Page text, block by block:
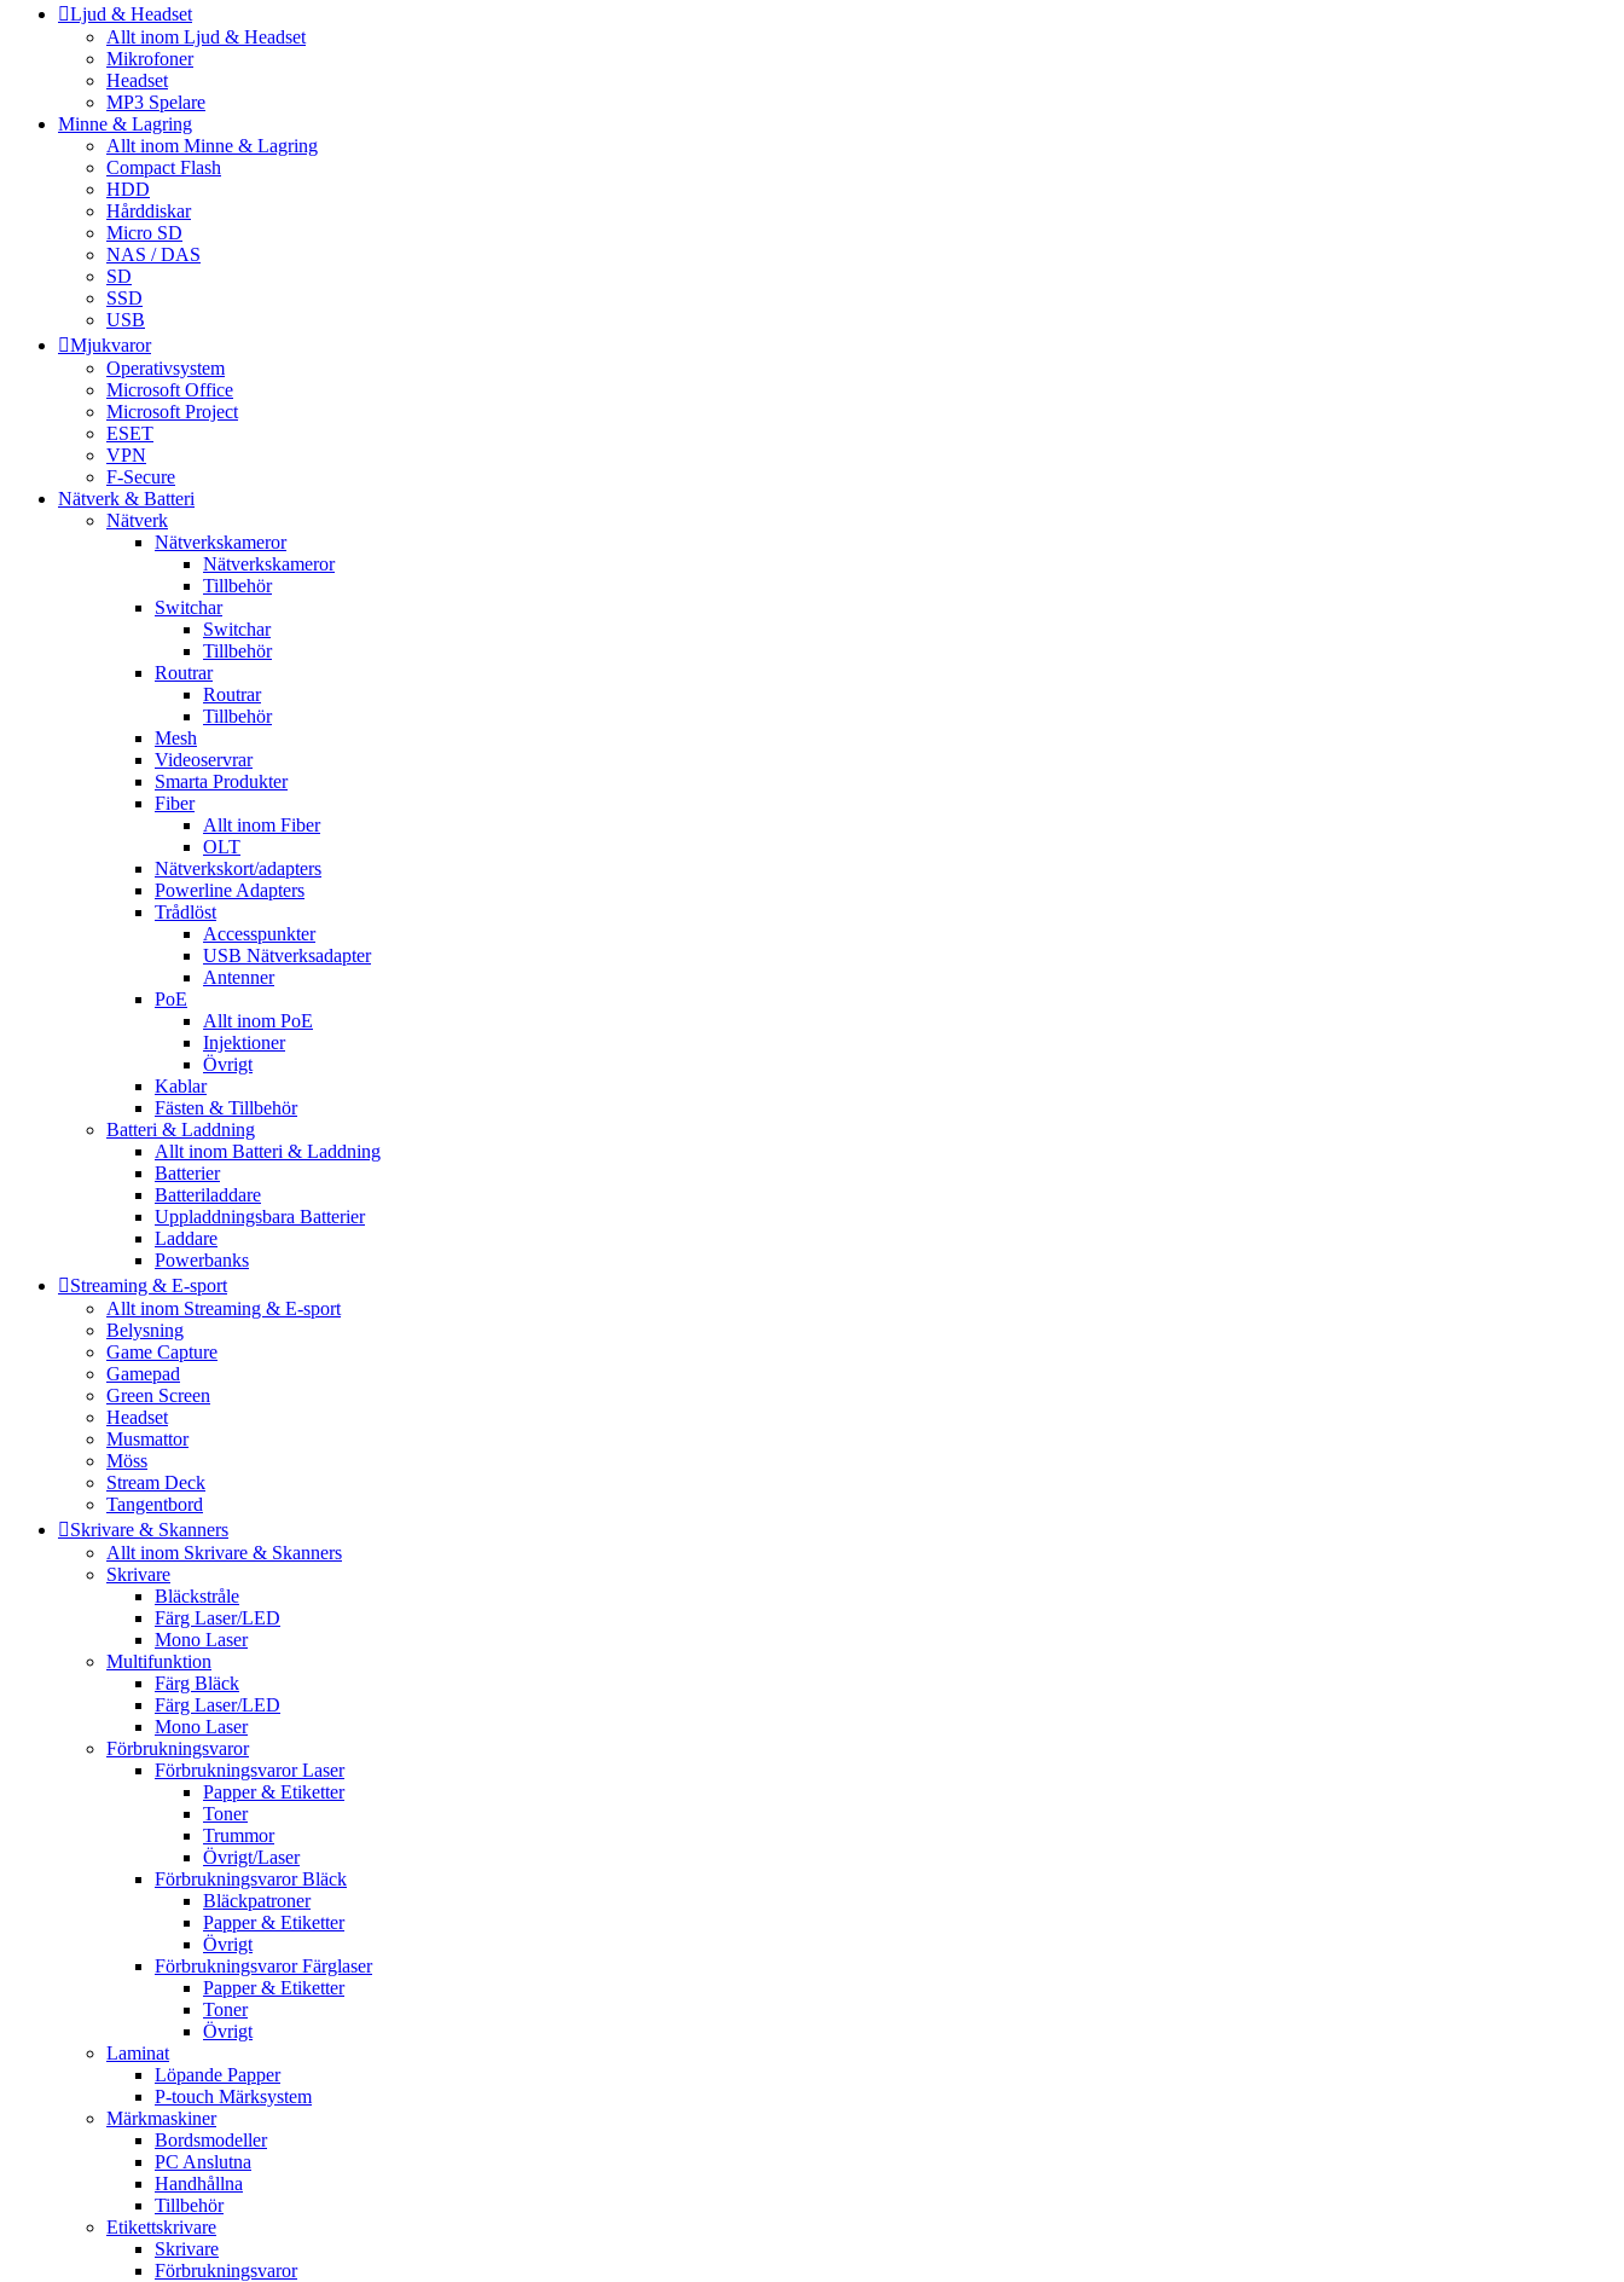
Ljud & Headset
Allt inom Ljud & Headset
Mikrofoner
Headset
MP3 Spelare
Minne & Lagring
Allt inom Minne & Lagring
Compact Flash
HDD
Hårddiskar
Micro SD
NAS / DAS
SD
SSD
USB
Mjukvaror
Operativsystem
Microsoft Office
Microsoft Project
ESET
VPN
F-Secure
Nätverk & Batteri
Nätverk
Nätverkskameror
Nätverkskameror
Tillbehör
Switchar
Switchar
Tillbehör
Routrar
Routrar
Tillbehör
Mesh
Videoservrar
Smarta Produkter
Fiber
Allt inom Fiber
OLT
Nätverkskort/adapters
Powerline Adapters
Trådlöst
Accesspunkter
USB Nätverksadapter
Antenner
PoE
Allt inom PoE
Injektioner
Övrigt
Kablar
Fästen & Tillbehör
Batteri & Laddning
Allt inom Batteri & Laddning
Batterier
Batteriladdare
Uppladdningsbara Batterier
Laddare
Powerbanks
Streaming & E-sport
Allt inom Streaming & E-sport
Belysning
Game Capture
Gamepad
Green Screen
Headset
Musmattor
Möss
Stream Deck
Tangentbord
Skrivare & Skanners
Allt inom Skrivare & Skanners
Skrivare
Bläckstråle
Färg Laser/LED
Mono Laser
Multifunktion
Färg Bläck
Färg Laser/LED
Mono Laser
Förbrukningsvaror
Förbrukningsvaror Laser
Papper & Etiketter
Toner
Trummor
Övrigt/Laser
Förbrukningsvaror Bläck
Bläckpatroner
Papper & Etiketter
Övrigt
Förbrukningsvaror Färglaser
Papper & Etiketter
Toner
Övrigt
Laminat
Löpande Papper
P-touch Märksystem
Märkmaskiner
Bordsmodeller
PC Anslutna
Handhållna
Tillbehör
Etikettskrivare
Skrivare
Förbrukningsvaror